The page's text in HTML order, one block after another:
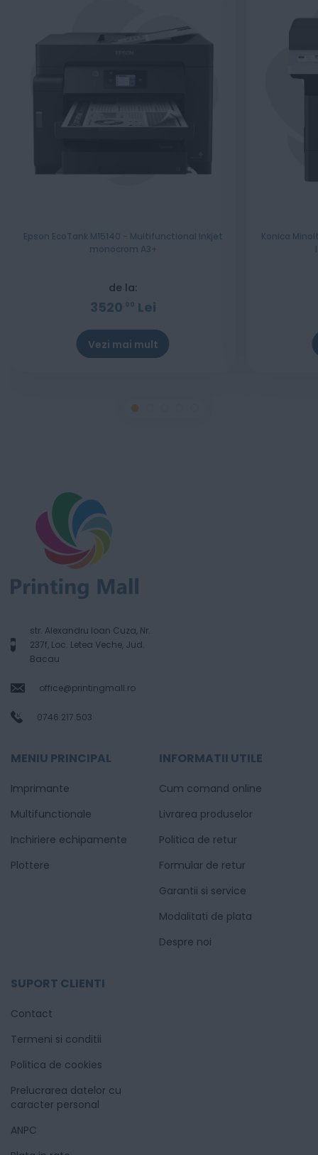
Epson EcoTank M15140 - Multifunctional Inkjet
monocrom A3+
de la:
3520 00 Lei
Vezi mai mult
Konica
str. Alexandru Ioan Cuza, Nr.
237f, Loc. Letea Veche, Jud.
Bacau
office@printingmall.ro
0746.217.503
MENIU PRINCIPAL
Imprimante
Multifunctionale
Inchiriere echipamente
Plottere
INFORMATII UTILE
Cum comand online
Livrarea produselor
Politica de retur
Formular de retur
Garantii si service
Modalitati de plata
Despre noi
SUPORT CLIENTI
Contact
Termeni si conditii
Politica de cookies
Prelucrarea datelor cu
caracter personal
ANPC